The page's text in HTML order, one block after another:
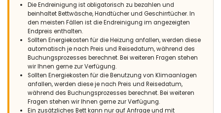
Un lugar muy confortable, nos encanto la chimenea y tener la
madera lista nos encanto, tiene todo para una buena
estancia.
(Übersetzt von Google)
Ein sehr gemütlicher Ort, der Kamin hat uns sehr gut gefallen
und wir haben es genossen, das Holz bereit zu haben, es hat
alles für einen angenehmen Aufenthalt.
- 9,0
Die Endreinigung ist obligatorisch zu bezahlen und
beinhaltet Bettwäsche, Handtücher und Geschirrtücher. In
den meisten Fällen ist die Endreinigung im angezeigten
Endpreis enthalten.
Sollten Energiekosten für die Heizung anfallen, werden diese
automatisch je nach Preis und Reisedatum, während des
Buchungsprozesses berechnet. Bei weiteren Fragen stehen
wir Ihnen gerne zur Verfügung.
Sollten Energiekosten für die Benutzung von Klimaanlagen
anfallen, werden diese je nach Preis und Reisedatum,
während des Buchungsprozesses berechnet. Bei weiteren
Fragen stehen wir Ihnen gerne zur Verfügung.
Ein zusätzliches Bett kann nur auf Anfrage und mit